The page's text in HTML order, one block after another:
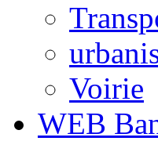
Voirie
WEB